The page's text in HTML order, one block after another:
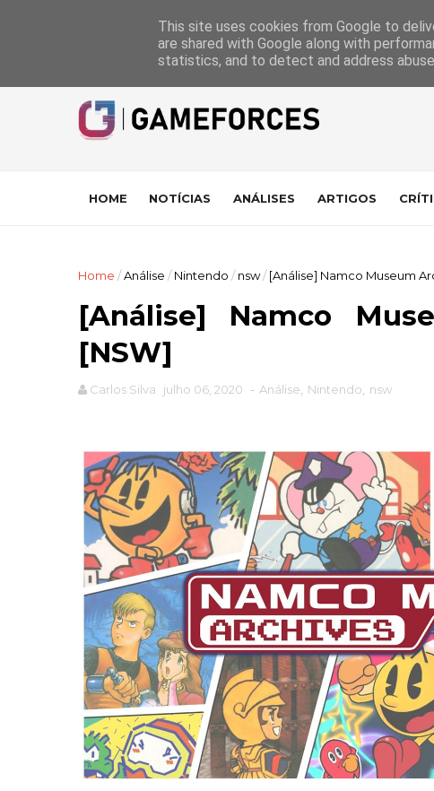
A equipa Pontuações das Análises Suporte da
HOME NOTÍCIAS ANÁLISES ARTIGOS
Home /Análise / Nintendo / nsw/ [Análise] Namco Museum
[Análise] Namco
[NSW]
Carlos Silva julho 06, 2020 - Análise Nintendo nsw
This site uses cookies from Google to
are shared with Google along with
statistics, and to detect and address